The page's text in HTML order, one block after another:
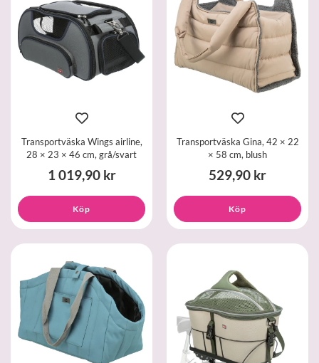
Transportväska Wings airline,
28 × 23 × 46 cm, grå/svart
1 019,90 kr
Köp
Transportväska Gina, 42 × 22
× 58 cm, blush
529,90 kr
Köp